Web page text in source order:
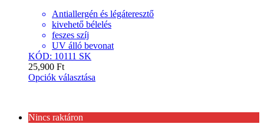
Antiallergén és légáteresztő
kivehető bélelés
feszes szíj
UV álló bevonat
KÓD: 10111 SK
25,900 Ft
Opciók választása
Nincs raktáron